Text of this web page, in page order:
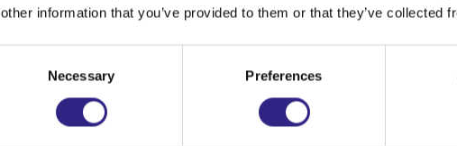
other information that you’ve provided to them or that they’ve collected
Necessary Preferences